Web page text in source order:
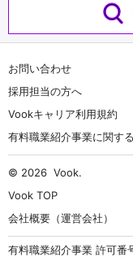
お問い合わせ
採用担当の方へ
Vookキャリア利用規約
有料職業紹介事業に関す
© 2026 Vook.
Vook TOP
会社概要（運営会社）
有料職業紹介事業 許可番